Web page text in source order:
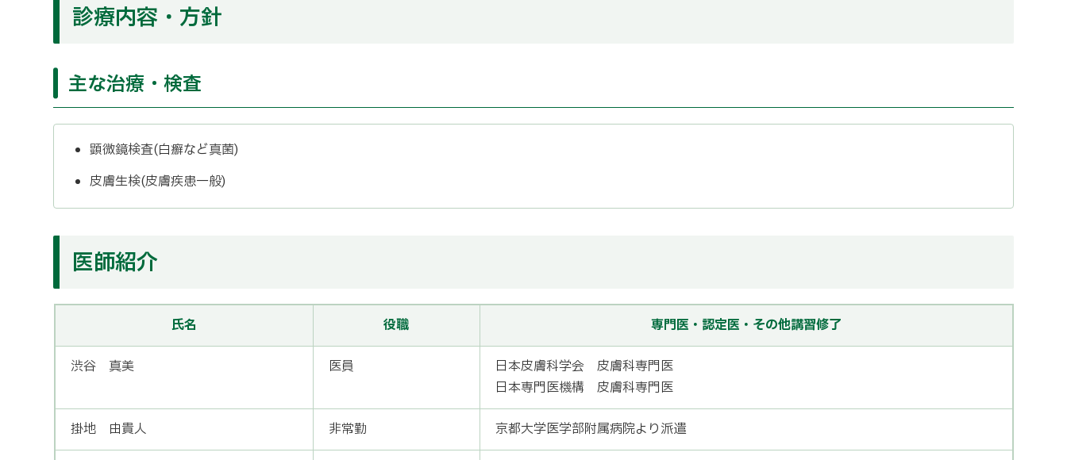
診療内容・方針
主な治療・検査
顕微鏡検査(白癬など真菌)
皮膚生検(皮膚疾患一般)
医師紹介
氏名 役職 専門医・認定医・その他講習修了
渋谷 真美 医員
日本皮膚科学会 皮膚科専門医
日本専門医機構 皮膚科専門医
掛地 由貴人 非常勤 京都大学医学部附属病院より派遣